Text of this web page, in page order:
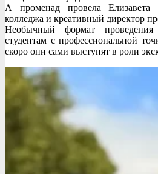
А променад провела
колледжа и креативный директор
Необычный формат
студентам с профессиональной
скоро они сами выступят в роли